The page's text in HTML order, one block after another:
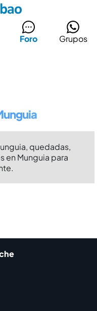
Foro Grupos
quedadas,
en Munguia para